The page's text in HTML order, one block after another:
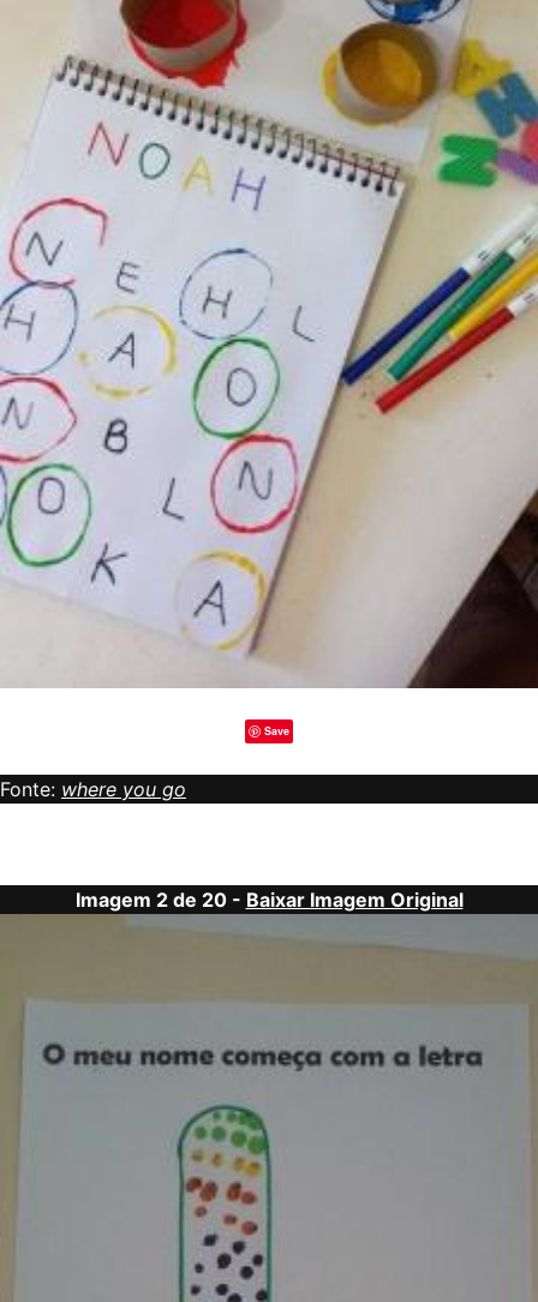
Save
Fonte: where you go
Imagem 2 de 20 - Baixar Imagem Original